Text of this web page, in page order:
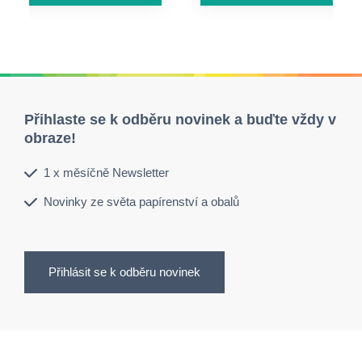
Přihlaste se k odběru novinek a buďte vždy v
obraze!
1 x měsíčně Newsletter
Novinky ze světa papírenství a obalů
Přihlásit se k odběru novinek